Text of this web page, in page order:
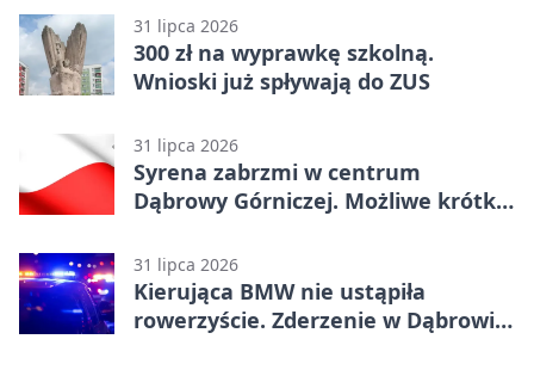
31 lipca 2026
300 zł na wyprawkę szkolną.
Wnioski już spływają do ZUS
31 lipca 2026
Syrena zabrzmi w centrum
Dąbrowy Górniczej. Możliwe krótkie
31 lipca 2026
Kierująca BMW nie ustąpiła
rowerzyście. Zderzenie w Dąbrowie